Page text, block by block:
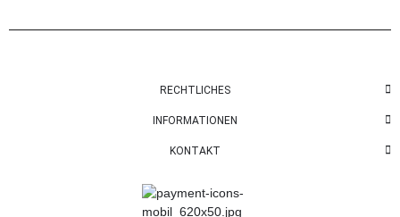
RECHTLICHES
INFORMATIONEN
KONTAKT